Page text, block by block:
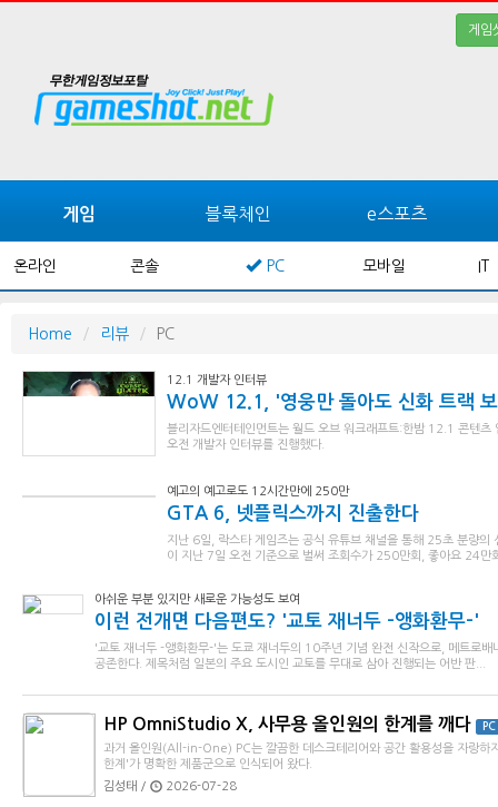
게임
게임 블록체인 e스포츠
온라인 콘솔 PC 모바일 IT
Home 리뷰 PC
12.1 개발자 인터뷰
WoW 12.1, '영웅만 돌아도 신화 트랙
블리자드엔터테인먼트는 월드 오브 워크래프트:한밤 12.1 콘텐
오전 개발자 인터뷰를 진행했다.
예고의 예고로도 12시간만에 250만
GTA 6, 넷플릭스까지 진출한다
지난 6일, 락스타 게임즈는 공식 유튜브 채널을 통해 25초 분량
이 지난 7일 오전 기준으로 벌써 조회수가 250만회, 좋아요 24만
아쉬운 부분 있지만 새로운 가능성도 보여
이런 전개면 다음편도? '교토 재너두 -앵화환무-'
'교토 재너두 -앵화환무-'는 도쿄 재너두의 10주년 기념 완전 신작으로, 메트로
공존한다. 제목처럼 일본의 주요 도시인 교토를 무대로 삼아 진행되는 어반 판...
HP OmniStudio X, 사무용 올인원의 한계를 깨다 PC
과거 올인원(All-in-One) PC는 깔끔한 데스크테리어와 공간 활용성을 자랑하
한계'가 명확한 제품군으로 인식되어 왔다.
김성태 /
2026-07-28